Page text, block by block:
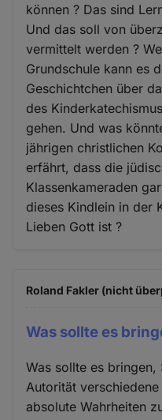
können ? Das sind
Und das soll von
vermittelt werden ?
Grundschule kann es
Geschichtchen über
des
gehen. Und was
jährigen christlichen
erfährt, dass die
Klassenkameraden
dieses Kindlein in der
Lieben Gott ist ?
Roland Fakler (nicht
Was sollte es
Was sollte es
Autorität
absolute Wahrheiten